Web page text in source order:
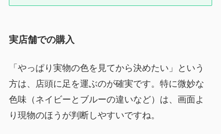
実店舗での購入
「やっぱり実物の色を見てから決めたい」という
方は、店頭に足を運ぶのが確実です。特に微妙な
色味（ネイビーとブルーの違いなど）は、画面よ
り現物のほうが判断しやすいですね。